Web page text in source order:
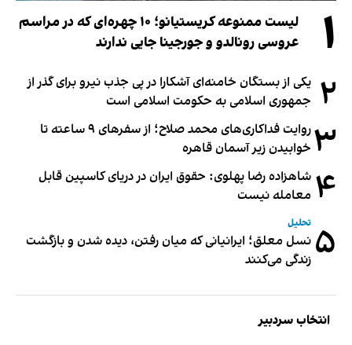
۱
لیست ممنوعه کریستیانو؛ ۱۰ چهره‌ای که در مراسم
عروسی رونالدو و جورجینا جایی ندارند
۲ یکی از بستگان خامنه‌ای آشکارا در پی جذب نیرو برای گذر از
جمهوری اسلامی به حکومت اسلامی است
۳
روایت فداکاری‌های محمد صلاح؛ از سفرهای ۹ ساعته تا
خوابیدن زیر آسمان قاهره
۴ شاهزاده رضا پهلوی: حقوق ایران در دریای کاسپین قابل
معامله نیست
۵ تحلیل
نسل معلق؛ ایرانیانی که میان رفتن، دیده شدن و بازگشت
زندگی می‌کنند
انتخاب سردبیر